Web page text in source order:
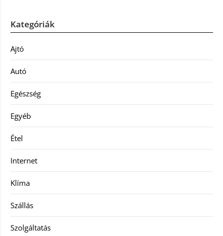
Kategóriák
Ajtó
Autó
Egészség
Egyéb
Étel
Internet
Klíma
Szállás
Szolgáltatás